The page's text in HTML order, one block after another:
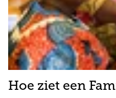
Hoe ziet een